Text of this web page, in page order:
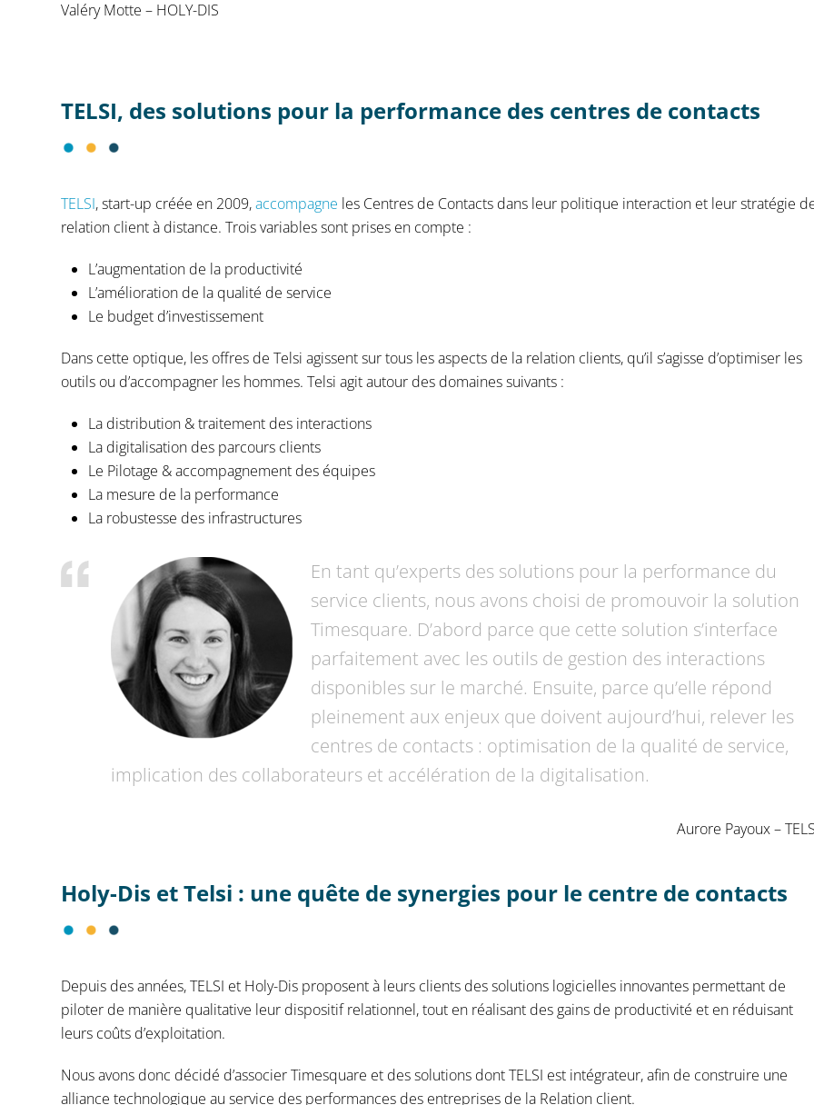
Valéry Motte – HOLY-DIS
TELSI, des solutions pour la performance des centres de contacts
TELSI, start-up créée en 2009,accompagne les Centres de Contacts dans leur politique interaction et leur stratégie
relation client à distance. Trois variables sont prises en compte :
L’augmentation de la productivité
L’amélioration de la qualité de service
Le budget d’investissement
Dans cette optique, les offres de Telsi agissent sur tous les aspects de la relation clients, qu’il s’agisse d’optimiser les
outils ou d’accompagner les hommes. Telsi agit autour des domaines suivants :
La distribution & traitement des interactions
La digitalisation des parcours clients
Le Pilotage & accompagnement des équipes
La mesure de la performance
La robustesse des infrastructures
En tant qu’experts des solutions pour la performance du
service clients, nous avons choisi de promouvoir la solution
Timesquare. D’abord parce que cette solution s’interface
parfaitement avec les outils de gestion des interactions
disponibles sur le marché. Ensuite, parce qu’elle répond
pleinement aux enjeux que doivent aujourd’hui, relever les
centres de contacts : optimisation de la qualité de service,
implication des collaborateurs et accélération de la digitalisation.
Aurore Payoux –
Holy-Dis et Telsi : une quête de synergies pour le centre de contacts
Depuis des années, TELSI et Holy-Dis proposent à leurs clients des solutions logicielles innovantes permettant de
piloter de manière qualitative leur dispositif relationnel, tout en réalisant des gains de productivité et en réduisant
leurs coûts d’exploitation.
Nous avons donc décidé d’associer Timesquare et des solutions dont TELSI est intégrateur, afin de construire une
alliance technologique au service des performances des entreprises de la Relation client.